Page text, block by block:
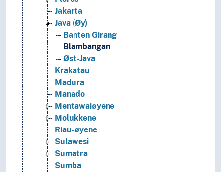
Jakarta
Java (Øy)
Banten Girang
Blambangan
Øst-Java
Krakatau
Madura
Manado
Mentawaiøyene
Molukkene
Riau-øyene
Sulawesi
Sumatra
Sumba